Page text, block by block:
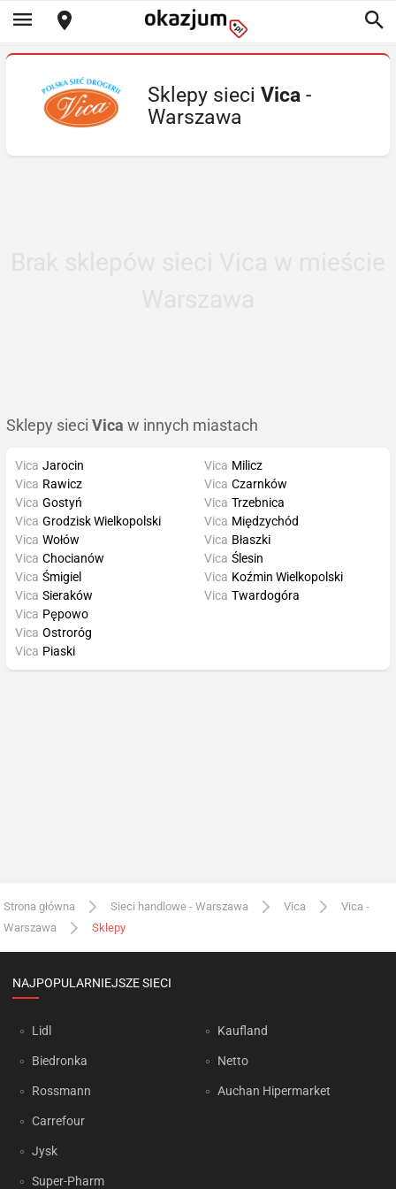
Sklepy sieci Vica -
Warszawa
Sklepy sieci Vica w innych miastach
Vica Jarocin
Vica Rawicz
Vica Gostyń
Vica Grodzisk Wielkopolski
Vica Milicz
Vica Czarnków
Vica Trzebnica
Vica Międzychód
Vica Wołów
Vica Chocianów
Vica Śmigiel
Vica Sieraków
Vica Błaszki
Vica Ślesin
Vica Koźmin Wielkopolski
Vica Twardogóra
Vica Pępowo
Vica Ostroróg
Vica Piaski
Strona główna Sieci handlowe - Warszawa Vica
Vica -
Warszawa
Sklepy
NAJPOPULARNIEJSZE SIECI
Lidl
Biedronka
Rossmann
Carrefour
Jysk
Super-Pharm
Kaufland
Netto
Auchan Hipermarket